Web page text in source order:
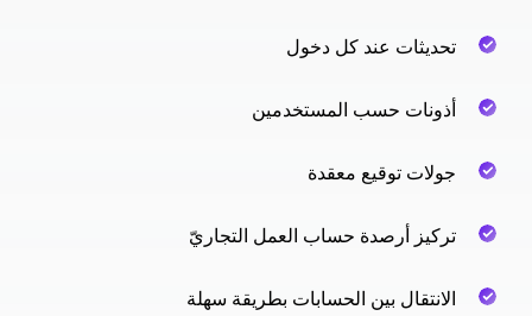
تحديثات عند كل دخول
أذونات حسب المستخدمين
جولات توقيع معقدة
تركيز أرصدة حساب العمل التجاريّ
الانتقال بين الحسابات بطريقة سهلة